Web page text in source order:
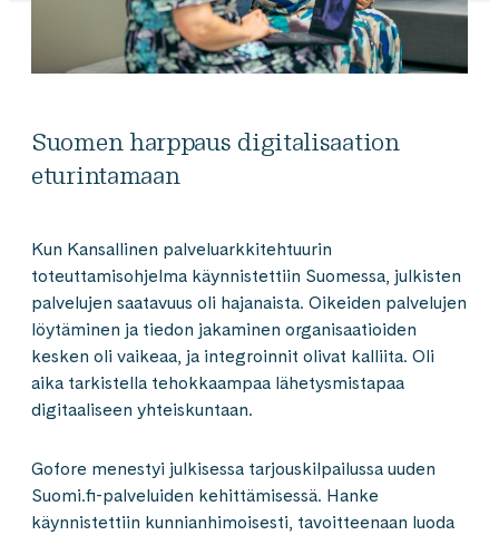
Suomen harppaus digitalisaation
eturintamaan
Kun Kansallinen palveluarkkitehtuurin
toteuttamisohjelma käynnistettiin Suomessa, julkisten
palvelujen saatavuus oli hajanaista. Oikeiden palvelujen
löytäminen ja tiedon jakaminen organisaatioiden
kesken oli vaikeaa, ja integroinnit olivat kalliita. Oli
aika tarkistella tehokkaampaa lähetysmistapaa
digitaaliseen yhteiskuntaan.
Gofore menestyi julkisessa tarjouskilpailussa uuden
Suomi.fi-palveluiden kehittämisessä. Hanke
käynnistettiin kunnianhimoisesti, tavoitteenaan luoda